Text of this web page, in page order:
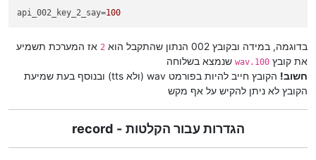
api_002_key_2_say=100
בדוגמה, במידה ובקובץ 002 הנתון שהתקבל הוא 2 אז המערכת תשמיע
את קובץ 100.wav
שנמצא בשלוחה
חשוב!
הקובץ חייב להיות בפורמט wav (ולא tts) ובנוסף בעת שמיעת
הקובץ לא ניתן להקיש על אף מקש
הגדרות עבור הקלטות - record